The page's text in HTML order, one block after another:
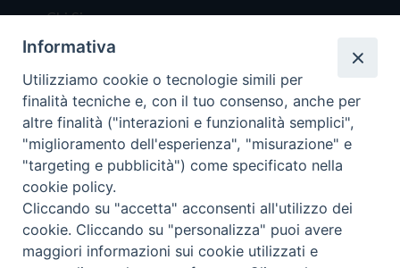
Chi Siamo
Redazione
Scrivici
Copyright © 2019 - Tutti i diritti riservati - Vita
Trentina Editrice
Privacy Policy
Informativa
Utilizziamo cookie o tecnologie simili per
finalità tecniche e, con il tuo consenso, anche per
altre finalità ("interazioni e funzionalità semplici",
"miglioramento dell'esperienza", "misurazione" e
"targeting e pubblicità") come specificato nella
cookie policy.
Cliccando su "accetta" acconsenti all'utilizzo dei
cookie. Cliccando su "personalizza" puoi avere
maggiori informazioni sui cookie utilizzati e